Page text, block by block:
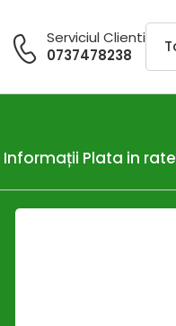
Serviciul Clienti
0737478238
Informații Plata in rate